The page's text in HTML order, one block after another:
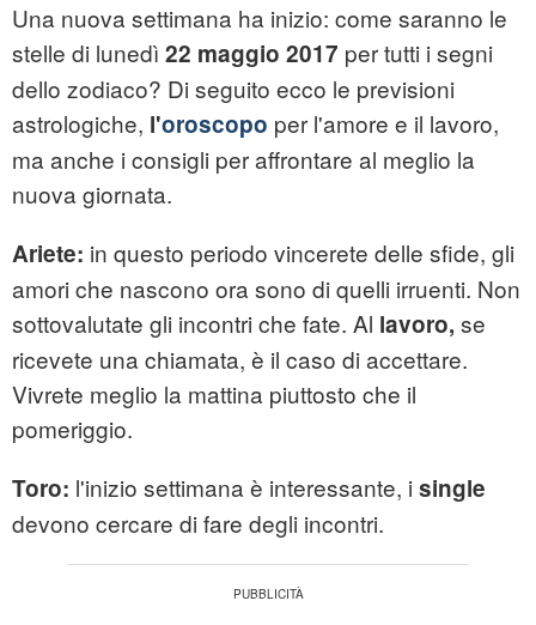
Una nuova settimana ha inizio: come saranno le
stelle di lunedì 22 maggio 2017 per tutti i segni
dello zodiaco? Di seguito ecco le previsioni
astrologiche, l'oroscopo per l'amore e il lavoro,
ma anche i consigli per affrontare al meglio la
nuova giornata.
Ariete: in questo periodo vincerete delle sfide, gli
amori che nascono ora sono di quelli irruenti. Non
sottovalutate gli incontri che fate. Al lavoro, se
ricevete una chiamata, è il caso di accettare.
Vivrete meglio la mattina piuttosto che il
pomeriggio.
Toro: l'inizio settimana è interessante, i single
devono cercare di fare degli incontri.